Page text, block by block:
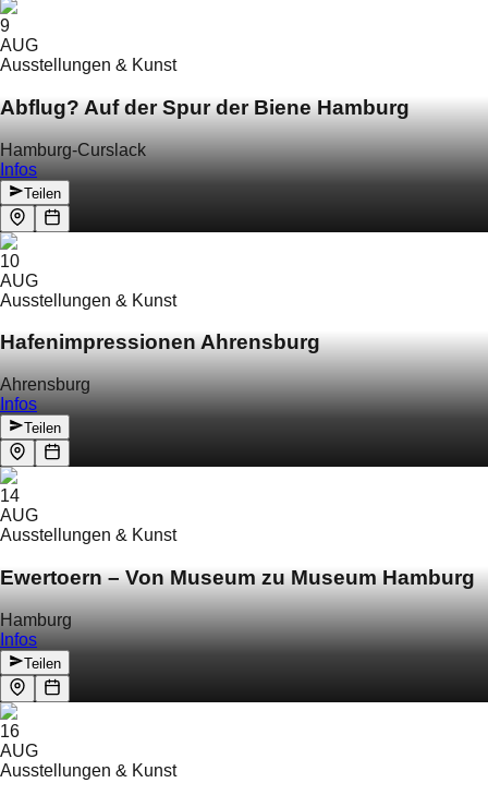
9
AUG
Ausstellungen & Kunst
Abflug? Auf der Spur der Biene Hamburg
Hamburg-Curslack
Infos
Teilen
10
AUG
Ausstellungen & Kunst
Hafenimpressionen Ahrensburg
Ahrensburg
Infos
Teilen
14
AUG
Ausstellungen & Kunst
Ewertoern – Von Museum zu Museum Hamburg
Hamburg
Infos
Teilen
16
AUG
Ausstellungen & Kunst